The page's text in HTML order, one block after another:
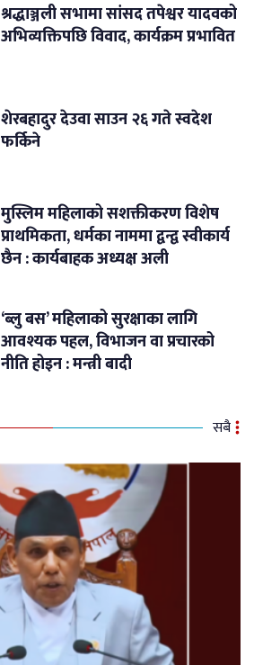
श्रद्धाञ्जली सभामा सांसद तपेश्वर यादवको
अभिव्यक्तिपछि विवाद, कार्यक्रम प्रभावित
शेरबहादुर देउवा साउन २६ गते स्वदेश
फर्किने
मुस्लिम महिलाको सशक्तीकरण विशेष
प्राथमिकता, धर्मका नाममा द्वन्द्व स्वीकार्य
छैन : कार्यबाहक अध्यक्ष अली
‘ब्लु बस’ महिलाको सुरक्षाका लागि
आवश्यक पहल, विभाजन वा प्रचारको
नीति होइन : मन्त्री बादी
सबै